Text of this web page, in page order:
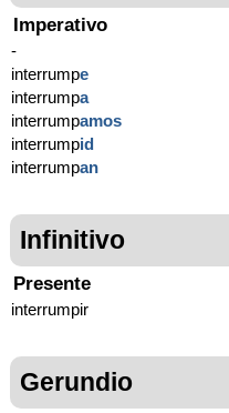
Imperativo
-
interrumpe
interrumpa
interrumpamos
interrumpid
interrumpan
Infinitivo
Presente
interrumpir
Gerundio